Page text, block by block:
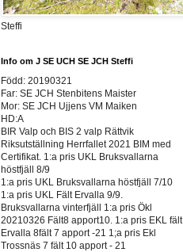
Steffi
Info om J SE UCH SE JCH Steffi
Född: 20190321
Far: SE JCH Stenbitens Maister
Mor: SE JCH Ujjens VM Maiken
HD:A
BIR Valp och BIS 2 valp Rättvik
Riksutställning Herrfallet 2021 BIM med
Certifikat. 1:a pris UKL Bruksvallarna
höstfjäll 8/9
1:a pris UKL Bruksvallarna höstfjäll 7/10
1:a pris UKL Fält Ervalla 9/9.
Bruksvallarna vinterfjäll 1:a pris Ökl
20210326 Fält8 apport10. 1:a pris EKL fält
Ervalla 8fält 7 apport -21 1;a pris Ekl
Trossnäs 7 fält 10 apport - 21